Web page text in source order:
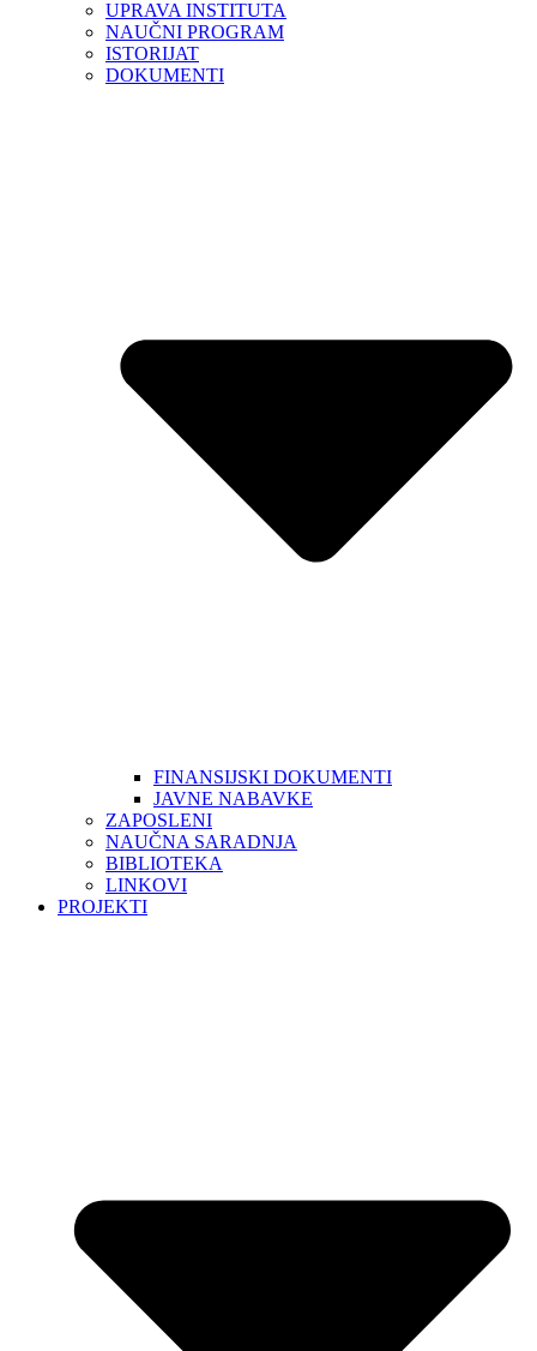
UPRAVA INSTITUTA
NAUČNI PROGRAM
ISTORIJAT
DOKUMENTI
FINANSIJSKI DOKUMENTI
JAVNE NABAVKE
ZAPOSLENI
NAUČNA SARADNJA
BIBLIOTEKA
LINKOVI
PROJEKTI